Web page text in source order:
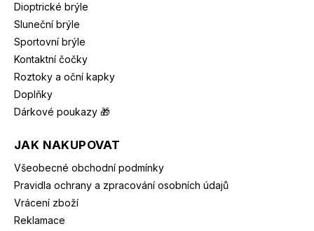
Dioptrické brýle
Sluneční brýle
Sportovní brýle
Kontaktní čočky
Roztoky a oční kapky
Doplňky
Dárkové poukazy 🎁
JAK NAKUPOVAT
Všeobecné obchodní podmínky
Pravidla ochrany a zpracování osobních údajů
Vrácení zboží
Reklamace